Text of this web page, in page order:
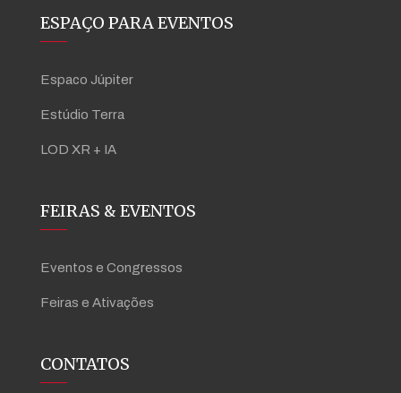
ESPAÇO PARA EVENTOS
Espaco Júpiter
Estúdio Terra
LOD XR + IA
FEIRAS & EVENTOS
Eventos e Congressos
Feiras e Ativações
CONTATOS